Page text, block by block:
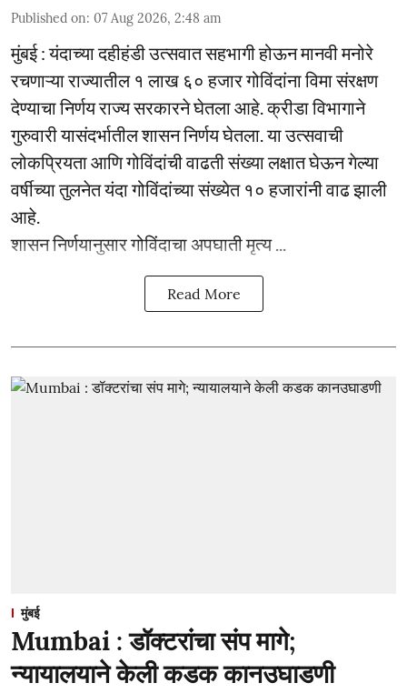
Published on: 07 Aug 2026, 2:48 am
मुंबई : यंदाच्या दहीहंडी उत्सवात सहभागी होऊन मानवी मनोरे
रचणाऱ्या राज्यातील १ लाख ६० हजार गोविंदांना विमा संरक्षण
देण्याचा निर्णय राज्य सरकारने घेतला आहे. क्रीडा विभागाने
गुरुवारी यासंदर्भातील शासन निर्णय घेतला. या उत्सवाची
लोकप्रियता आणि गोविंदांची वाढती संख्या लक्षात घेऊन गेल्या
वर्षीच्या तुलनेत यंदा गोविंदांच्या संख्येत १० हजारांनी वाढ झाली
आहे.
शासन निर्णयानुसार गोविंदाचा अपघाती मृत्य ...
Read More
मुंबई
Mumbai : डॉक्टरांचा संप मागे;
न्यायालयाने केली कडक कानउघाडणी